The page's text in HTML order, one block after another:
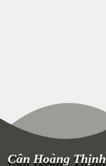
Cân Hoàng Thịnh